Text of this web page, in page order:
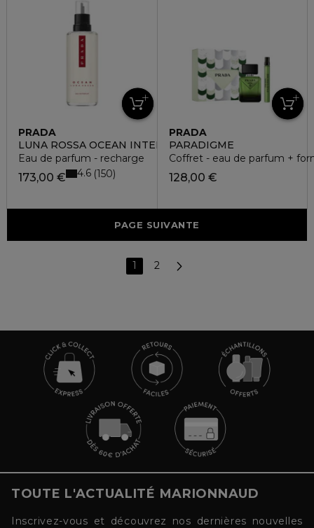
PRADA
LUNA ROSSA OCEAN INTENSE
Eau de parfum - recharge
173,00 € 4.6 150
PRADA
PARADIGME
Coffret - eau de parfum +
128,00 €
PAGE SUIVANTE
1 2
TOUTE L'ACTUALITÉ MARIONNAUD
Inscrivez-vous et découvrez nos dernières nouvelles